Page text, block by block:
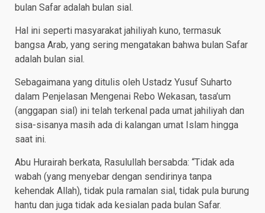
bulan Safar adalah bulan sial.
Hal ini seperti masyarakat jahiliyah kuno, termasuk
bangsa Arab, yang sering mengatakan bahwa bulan Safar
adalah bulan sial.
Sebagaimana yang ditulis oleh Ustadz Yusuf Suharto
dalam Penjelasan Mengenai Rebo Wekasan, tasa’um
(anggapan sial) ini telah terkenal pada umat jahiliyah dan
sisa-sisanya masih ada di kalangan umat Islam hingga
saat ini.
Abu Hurairah berkata, Rasulullah bersabda: “Tidak ada
wabah (yang menyebar dengan sendirinya tanpa
kehendak Allah), tidak pula ramalan sial, tidak pula burung
hantu dan juga tidak ada kesialan pada bulan Safar.